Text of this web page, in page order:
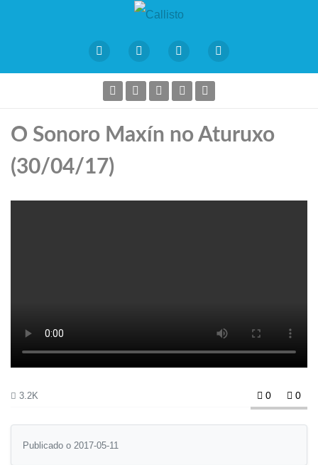
O Sonoro Maxín no Aturuxo
(30/04/17)
3.2K 0 0
Publicado o 2017-05-11